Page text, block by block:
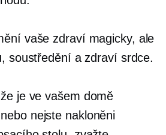
vaše zdraví magicky, ale
soustředění a zdraví srdce.
je ve vašem domě
nejste nakloněni